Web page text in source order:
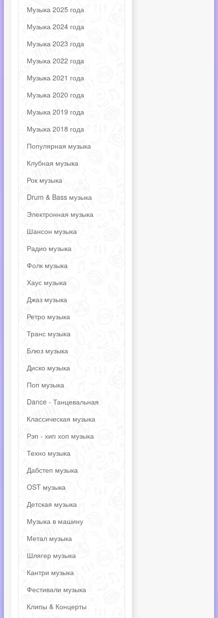
Музыка 2025 года
Музыка 2024 года
Музыка 2023 года
Музыка 2022 года
Музыка 2021 года
Музыка 2020 года
Музыка 2019 года
Музыка 2018 года
Популярная музыка
Клубная музыка
Рок музыка
Drum & Bass музыка
Электронная музыка
Шансон музыка
Радио музыка
Фолк музыка
Хаус музыка
Джаз музыка
Ретро музыка
Транс музыка
Блюз музыка
Диско музыка
Поп музыка
Dance - Танцевальная
Классическая музыка
Рэп - хип хоп музыка
Техно музыка
Дабстеп музыка
OST музыка
Детская музыка
Музыка в машину
Метал музыка
Шлягер музыка
Кантри музыка
Фестивали музыка
Клипы & Концерты